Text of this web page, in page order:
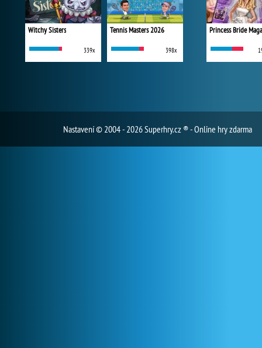
Witchy Sisters
339x
Tennis Masters 2026
398x
Princess Bride
Nastavení© 2004 - 2026 Superhry.cz ® - Online hry zdarma